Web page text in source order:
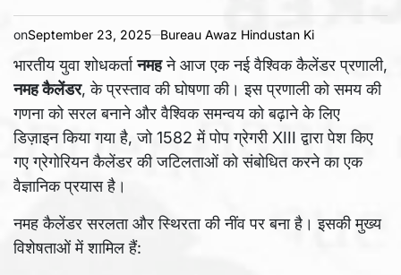
onSeptember 23, 2025 Bureau Awaz Hindustan Ki
भारतीय युवा शोधकर्तानमहने आज एक नई वैश्विक कैलेंडर प्रणाली,
नमह कैलेंडर, के प्रस्ताव की घोषणा की। इस प्रणाली को समय की
गणना को सरल बनाने और वैश्विक समन्वय को बढ़ाने के लिए
डिज़ाइन किया गया है, जो 1582 में पोप ग्रेगरी XIII द्वारा पेश किए
गए ग्रेगोरियन कैलेंडर की जटिलताओं को संबोधित करने का एक
वैज्ञानिक प्रयास है।
नमह कैलेंडर सरलता और स्थिरता की नींव पर बना है। इसकी मुख्य
विशेषताओं में शामिल हैं: